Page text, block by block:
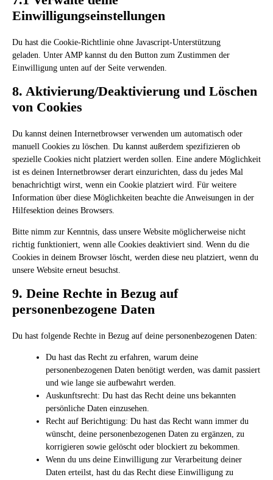
Einwilligungseinstellungen
Du hast die Cookie-Richtlinie ohne Javascript-Unterstützung
geladen. Unter AMP kannst du den Button zum Zustimmen der
Einwilligung unten auf der Seite verwenden.
8. Aktivierung/Deaktivierung und Löschen
von Cookies
Du kannst deinen Internetbrowser verwenden um automatisch oder
manuell Cookies zu löschen. Du kannst außerdem spezifizieren ob
spezielle Cookies nicht platziert werden sollen. Eine andere Möglichkeit
ist es deinen Internetbrowser derart einzurichten, dass du jedes Mal
benachrichtigt wirst, wenn ein Cookie platziert wird. Für weitere
Information über diese Möglichkeiten beachte die Anweisungen in der
Hilfesektion deines Browsers.
Bitte nimm zur Kenntnis, dass unsere Website möglicherweise nicht
richtig funktioniert, wenn alle Cookies deaktiviert sind. Wenn du die
Cookies in deinem Browser löscht, werden diese neu platziert, wenn du
unsere Website erneut besuchst.
9. Deine Rechte in Bezug auf
personenbezogene Daten
Du hast folgende Rechte in Bezug auf deine personenbezogenen Daten:
Du hast das Recht zu erfahren, warum deine
personenbezogenen Daten benötigt werden, was damit passiert
und wie lange sie aufbewahrt werden.
Auskunftsrecht: Du hast das Recht deine uns bekannten
persönliche Daten einzusehen.
Recht auf Berichtigung: Du hast das Recht wann immer du
wünscht, deine personenbezogenen Daten zu ergänzen, zu
korrigieren sowie gelöscht oder blockiert zu bekommen.
Wenn du uns deine Einwilligung zur Verarbeitung deiner
Daten erteilst, hast du das Recht diese Einwilligung zu